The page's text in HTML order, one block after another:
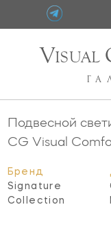
VISUAL
Подвесной
CG Visual
Бренд
Signature
Collection